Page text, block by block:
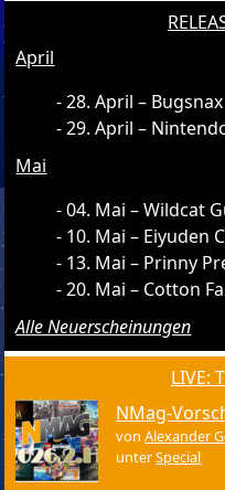
April
28. April – Bugsnax
29. April –
Mai
04. Mai – Wildcat
10. Mai – Eiyuden
13. Mai – Prinny
20. Mai – Cotton
Alle Neuerscheinungen
LIVE:
NMag-
vonAlexander
unterSpecial